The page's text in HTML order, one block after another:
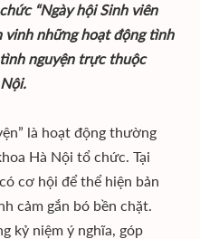
“Ngày hội Sinh viên
vinh những hoạt động tình
nguyện trực thuộc
là hoạt động thường
Hà Nội tổ chức. Tại
cơ hội để thể hiện bản
cảm gắn bó bền chặt.
kỷ niệm ý nghĩa, góp